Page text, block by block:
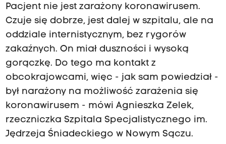
Pacjent nie jest zarażony koronawirusem.
Czuje się dobrze, jest dalej w szpitalu, ale na
oddziale internistycznym, bez rygorów
zakaźnych. On miał duszności i wysoką
gorączkę. Do tego ma kontakt z
obcokrajowcami, więc - jak sam powiedział -
był narażony na możliwość zarażenia się
koronawirusem - mówi Agnieszka Zelek,
rzeczniczka Szpitala Specjalistycznego im.
Jędrzeja Śniadeckiego w Nowym Sączu.